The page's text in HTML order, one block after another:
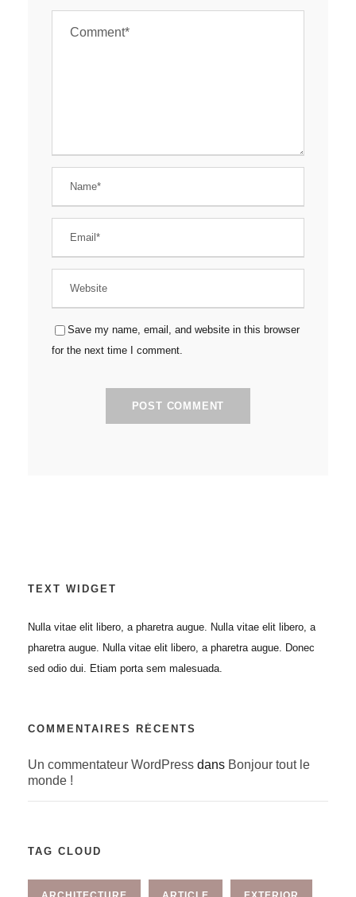
Save my name, email, and website in this browser
for the next time I comment.
TEXT WIDGET
Nulla vitae elit libero, a pharetra augue. Nulla vitae elit libero, a
pharetra augue. Nulla vitae elit libero, a pharetra augue. Donec
sed odio dui. Etiam porta sem malesuada.
COMMENTAIRES RÉCENTS
Un commentateur WordPress dans Bonjour tout le
monde !
TAG CLOUD